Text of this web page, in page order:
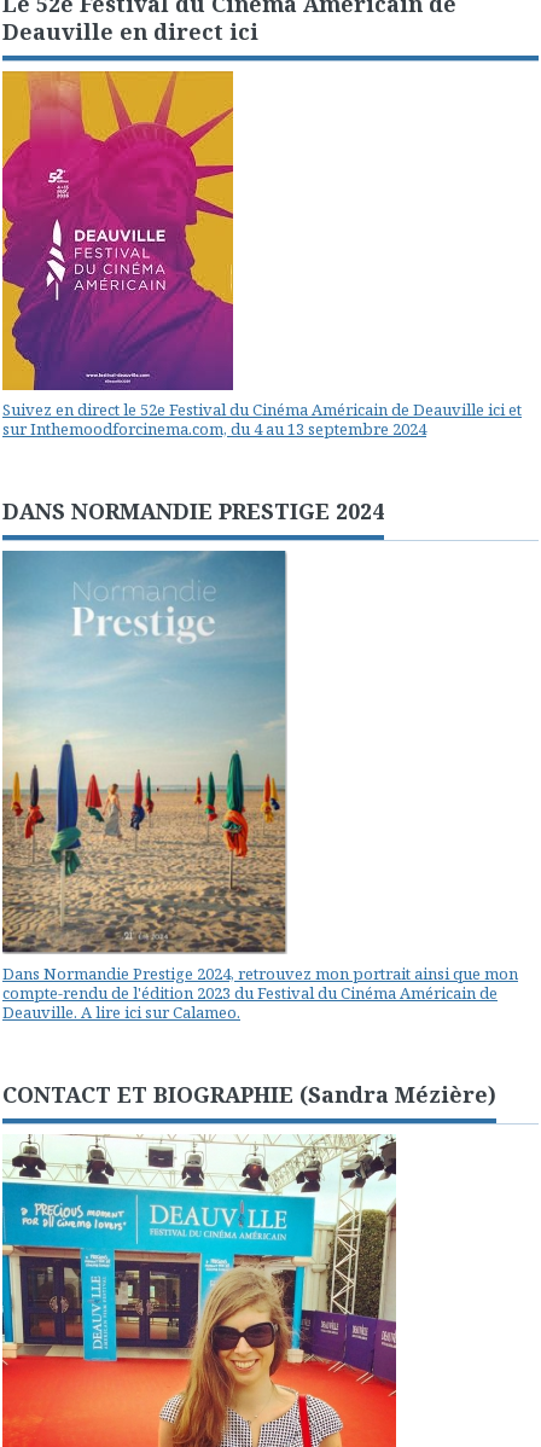
Deauville en direct ici
Suivez en direct le 52e Festival du Cinéma Américain de Deauville ici et
sur Inthemoodforcinema.com, du 4 au 13 septembre 2024
DANS NORMANDIE PRESTIGE 2024
Dans Normandie Prestige 2024, retrouvez mon portrait ainsi que mon
compte-rendu de l'édition 2023 du Festival du Cinéma Américain de
Deauville. A lire ici sur Calameo.
CONTACT ET BIOGRAPHIE (Sandra Mézière)